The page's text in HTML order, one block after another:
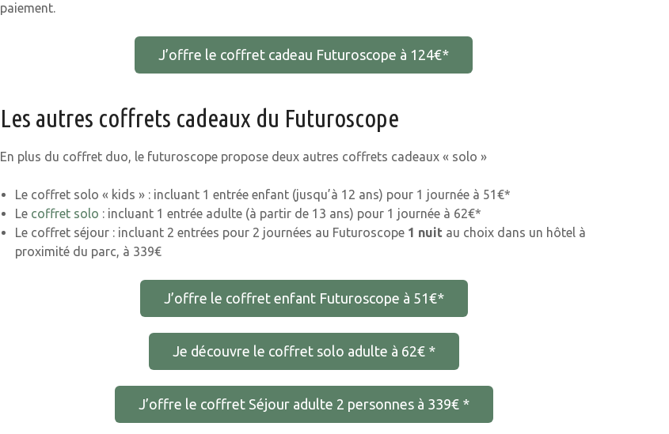
paiement.
J’offre le coffret cadeau Futuroscope à 124€*
Les autres coffrets cadeaux du Futuroscope
En plus du coffret duo, le futuroscope propose deux autres coffrets cadeaux « solo »
Le coffret solo « kids » : incluant 1 entrée enfant (jusqu’à 12 ans) pour 1 journée à 51€*
Le coffret solo : incluant 1 entrée adulte (à partir de 13 ans) pour 1 journée à 62€*
Le coffret séjour : incluant 2 entrées pour 2 journées au Futuroscope 1 nuitau choix dans un hôtel à
proximité du parc, à 339€
J’offre le coffret enfant Futuroscope à 51€*
Je découvre le coffret solo adulte à 62€ *
J’offre le coffret Séjour adulte 2 personnes à 339€ *